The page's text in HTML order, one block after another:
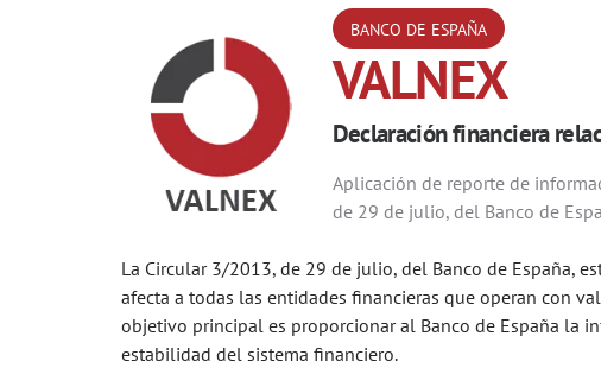
BANCO DE ESPAÑA
VALNEX
Declaración financiera
Aplicación de reporte de
de 29 de julio, del Banco de
La Circular 3/2013, de 29 de julio, del Banco de España,
afecta a todas las entidades financieras que operan con
objetivo principal es proporcionar al Banco de España la
estabilidad del sistema financiero.